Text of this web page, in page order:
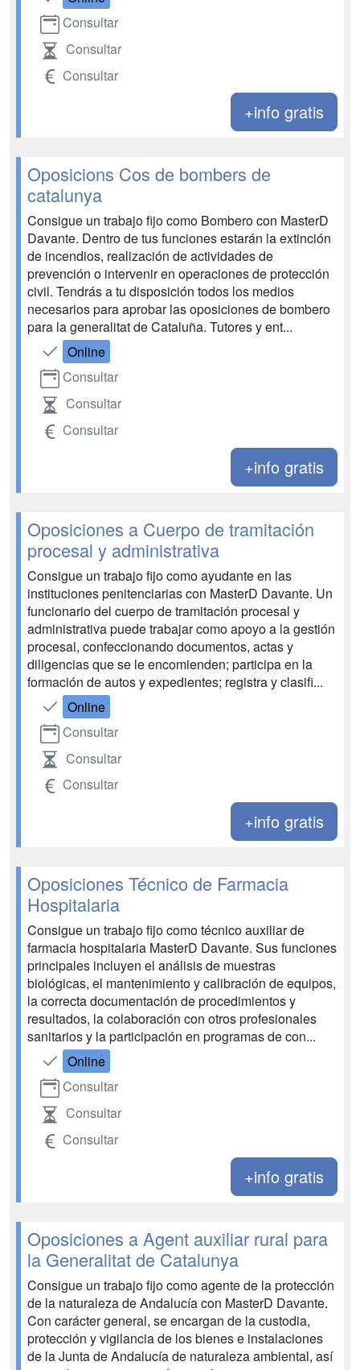
Consultar
Consultar
Consultar
+info gratis
Oposicions Cos de bombers de
catalunya
Consigue un trabajo fijo como Bombero con MasterD
Davante. Dentro de tus funciones estarán la extinción
de incendios, realización de actividades de
prevención o intervenir en operaciones de protección
civil. Tendrás a tu disposición todos los medios
necesarios para aprobar las oposiciones de bombero
para la generalitat de Cataluña. Tutores y ent...
Online
Consultar
Consultar
Consultar
+info gratis
Oposiciones a Cuerpo de tramitación
procesal y administrativa
Consigue un trabajo fijo como ayudante en las
instituciones penitenciarias con MasterD Davante. Un
funcionario del cuerpo de tramitación procesal y
administrativa puede trabajar como apoyo a la gestión
procesal, confeccionando documentos, actas y
diligencias que se le encomienden; participa en la
formación de autos y expedientes; registra y clasifi...
Online
Consultar
Consultar
Consultar
+info gratis
Oposiciones Técnico de Farmacia
Hospitalaria
Consigue un trabajo fijo como técnico auxiliar de
farmacia hospitalaria MasterD Davante. Sus funciones
principales incluyen el análisis de muestras
biológicas, el mantenimiento y calibración de equipos,
la correcta documentación de procedimientos y
resultados, la colaboración con otros profesionales
sanitarios y la participación en programas de con...
Online
Consultar
Consultar
Consultar
+info gratis
Oposiciones a Agent auxiliar rural para
la Generalitat de Catalunya
Consigue un trabajo fijo como agente de la protección
de la naturaleza de Andalucía con MasterD Davante.
Con carácter general, se encargan de la custodia,
protección y vigilancia de los bienes e instalaciones
de la Junta de Andalucía de naturaleza ambiental, así